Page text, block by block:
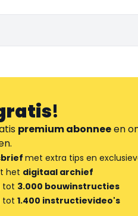
!
premium abonneeen
met extra tips en
het digitaal archief
tot 3.000 bouwinstructies
tot 1.400 instructievideo's